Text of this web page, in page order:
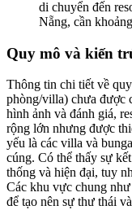
di chuyển đến
Nẵng, cần
Quy mô và kiến
Thông tin chi tiết về
phòng/villa) chưa được
hình ảnh và đánh giá,
rộng lớn nhưng được
yếu là các villa và
cúng. Có thể thấy sự
thống và hiện đại, tuy
Các khu vực chung
để tạo nên sự thư thái